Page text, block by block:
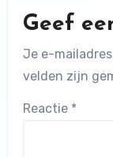
Geef
Je e-
velden zijn
Reactie *